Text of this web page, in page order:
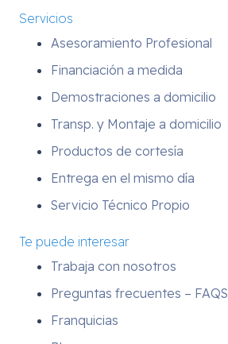
Servicios
Asesoramiento Profesional
Financiación a medida
Demostraciones a domicilio
Transp. y Montaje a domicilio
Productos de cortesía
Entrega en el mismo día
Servicio Técnico Propio
Te puede interesar
Trabaja con nosotros
Preguntas frecuentes – FAQS
Franquicias